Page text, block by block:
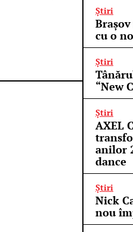
cu o
Știri
“New
Știri
AXEL
anilor
dance
Știri
Nick
nou
Știri